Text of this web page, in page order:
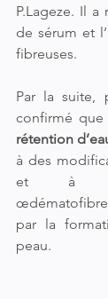
P.Lageze. Il
de sérum et
fibreuses.
Par la suite,
confirmé
rétention
à des
et à la
par la
peau.